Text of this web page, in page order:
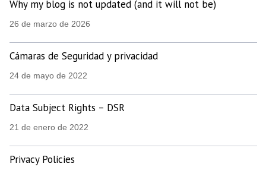
Why my blog is not updated (and it will not be)
26 de marzo de 2026
Cámaras de Seguridad y privacidad
24 de mayo de 2022
Data Subject Rights – DSR
21 de enero de 2022
Privacy Policies